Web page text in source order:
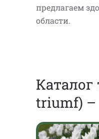
предлагаем
области.
triumf)